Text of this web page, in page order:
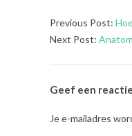
2023-
10-
Previous Post:
Next Post:
Geef een reactie
Je e-mailadres